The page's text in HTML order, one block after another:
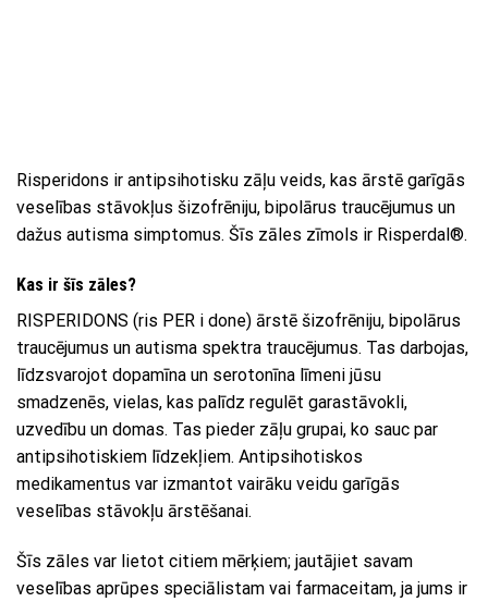
Risperidons ir antipsihotisku zāļu veids, kas ārstē garīgās
veselības stāvokļus šizofrēniju, bipolārus traucējumus un
dažus autisma simptomus. Šīs zāles zīmols ir Risperdal®.
Kas ir šīs zāles?
RISPERIDONS (ris PER i done) ārstē šizofrēniju, bipolārus
traucējumus un autisma spektra traucējumus. Tas darbojas,
līdzsvarojot dopamīna un serotonīna līmeni jūsu
smadzenēs, vielas, kas palīdz regulēt garastāvokli,
uzvedību un domas. Tas pieder zāļu grupai, ko sauc par
antipsihotiskiem līdzekļiem. Antipsihotiskos
medikamentus var izmantot vairāku veidu garīgās
veselības stāvokļu ārstēšanai.
Šīs zāles var lietot citiem mērķiem; jautājiet savam
veselības aprūpes speciālistam vai farmaceitam, ja jums ir